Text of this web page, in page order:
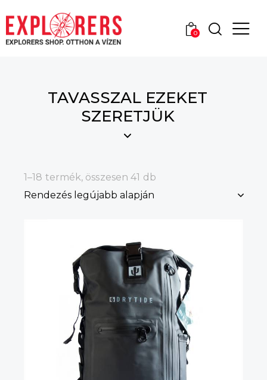
0
TAVASSZAL EZEKET
SZERETJÜK
1–18 termék, összesen 41 db